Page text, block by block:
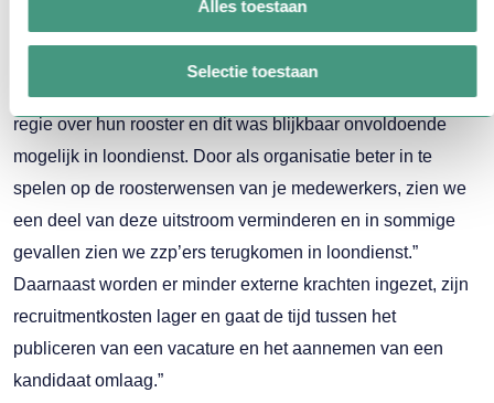
Alles toestaan
Selectie toestaan
van personeel op te lossen is met deze methodiek. Als
gaan en daarna verder werken als zzp’er. “Zij willen graag
regie over hun rooster en dit was blijkbaar onvoldoende
mogelijk in loondienst. Door als organisatie beter in te
spelen op de roosterwensen van je medewerkers, zien we
een deel van deze uitstroom verminderen en in sommige
gevallen zien we zzp’ers terugkomen in loondienst.”
Daarnaast worden er minder externe krachten ingezet, zijn
recruitmentkosten lager en gaat de tijd tussen het
publiceren van een vacature en het aannemen van een
kandidaat omlaag.”